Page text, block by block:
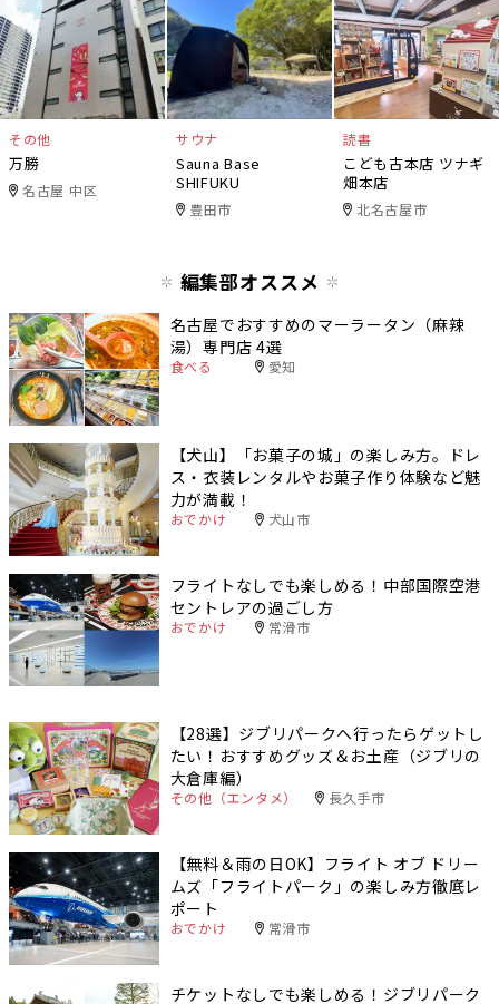
その他
万勝
名古屋 中区
サウナ
Sauna Base
SHIFUKU
豊田市
読書
こども古本店 ツナギ
畑本店
北名古屋市
編集部オススメ
名古屋でおすすめのマーラータン（麻辣
湯）専門店 4選
食べる 愛知
【犬山】「お菓子の城」の楽しみ方。ドレ
ス・衣装レンタルやお菓子作り体験など魅
力が満載！
おでかけ 犬山市
フライトなしでも楽しめる！中部国際空港
セントレアの過ごし方
おでかけ 常滑市
【28選】ジブリパークへ行ったらゲットし
たい！おすすめグッズ＆お土産（ジブリの
大倉庫編）
その他（エンタメ） 長久手市
【無料＆雨の日OK】フライト オブ ドリー
ムズ「フライトパーク」の楽しみ方徹底レ
ポート
おでかけ 常滑市
チケットなしでも楽しめる！ジブリパーク